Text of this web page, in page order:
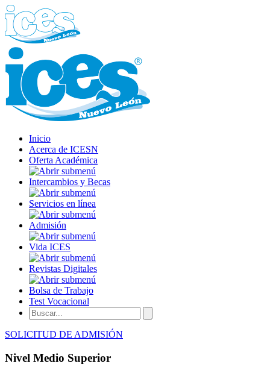
Inicio
Acerca de ICESN
Oferta Académica
Intercambios y Becas
Servicios en línea
Admisión
Vida ICES
Revistas Digitales
Bolsa de Trabajo
Test Vocacional
SOLICITUD DE ADMISIÓN
Nivel Medio Superior